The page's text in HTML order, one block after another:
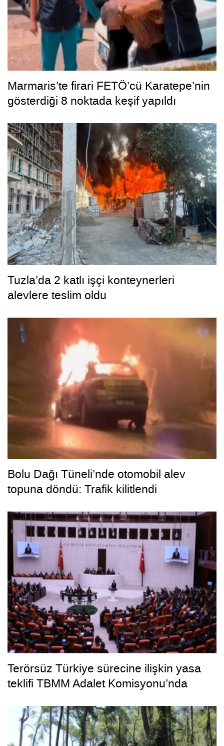
Marmaris’te firari FETÖ’cü Karatepe’nin
gösterdiği 8 noktada keşif yapıldı
Tuzla’da 2 katlı işçi konteynerleri
alevlere teslim oldu
Bolu Dağı Tüneli’nde otomobil alev
topuna döndü: Trafik kilitlendi
Terörsüz Türkiye sürecine ilişkin yasa
teklifi TBMM Adalet Komisyonu’nda